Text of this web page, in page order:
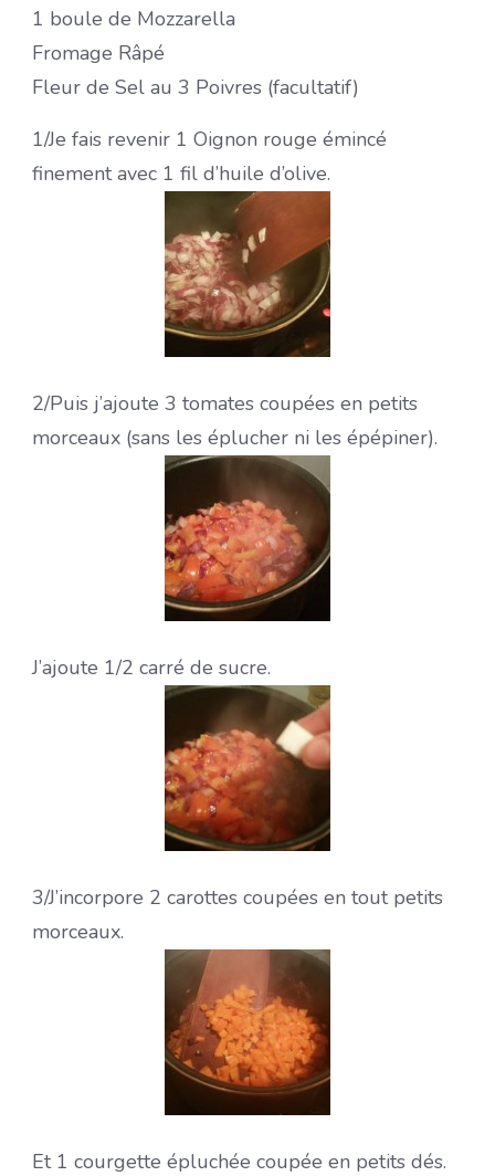
1 boule de Mozzarella
Fromage Râpé
Fleur de Sel au 3 Poivres (facultatif)
1/Je fais revenir 1 Oignon rouge émincé
finement avec 1 fil d’huile d’olive.
2/Puis j’ajoute 3 tomates coupées en petits
morceaux (sans les éplucher ni les épépiner).
J’ajoute 1/2 carré de sucre.
3/J’incorpore 2 carottes coupées en tout petits
morceaux.
Et 1 courgette épluchée coupée en petits dés.